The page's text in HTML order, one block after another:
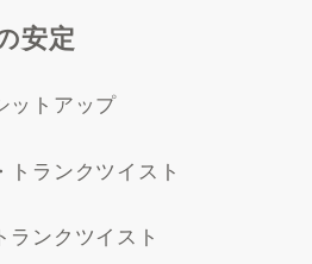
安定
ットアップ
トランクツイスト
ランクツイスト